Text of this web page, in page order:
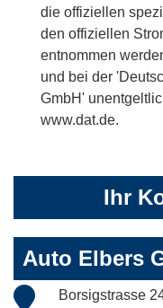
die offiziellen
den offiziellen
entnommen
und bei der
GmbH'
www.dat.de.
Ihr
Auto Elbers
Borsigstrasse